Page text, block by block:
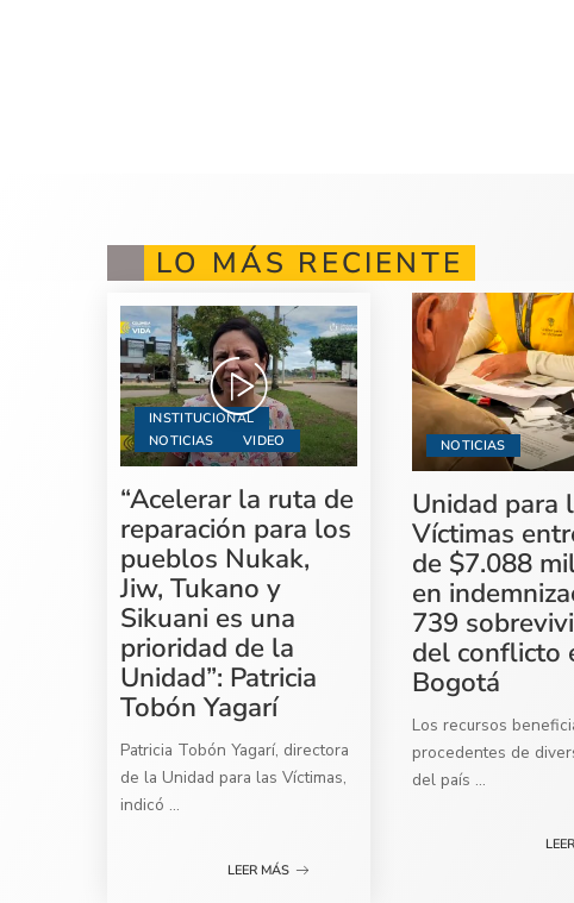
LO MÁS RECIENTE
INSTITUCIONAL
NOTICIAS
VIDEO
“Acelerar la ruta de
reparación para los
pueblos Nukak,
Jiw, Tukano y
Sikuani es una
prioridad de la
Unidad”: Patricia
Tobón Yagarí
Patricia Tobón Yagarí, directora
de la Unidad para las Víctimas,
indicó ...
LEER MÁS
NOTICIAS
Unidad para
Víctimas
de $7.088
en
739
del conflicto
Bogotá
Los recursos
procedentes de
del país ...